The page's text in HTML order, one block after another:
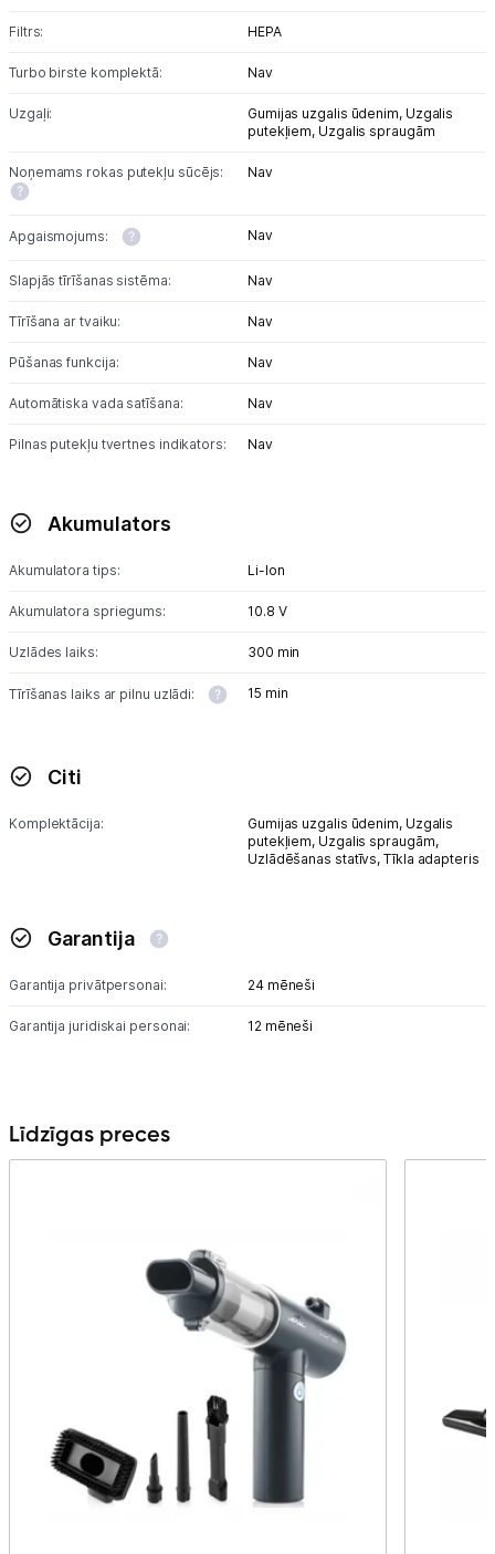
Filtrs: HEPA
Turbo birste komplektā: Nav
Uzgaļi: Gumijas uzgalis ūdenim, Uzgalis
putekļiem, Uzgalis spraugām
Noņemams rokas putekļu sūcējs: Nav
Apgaismojums: Nav
Slapjās tīrīšanas sistēma: Nav
Tīrīšana ar tvaiku: Nav
Pūšanas funkcija: Nav
Automātiska vada satīšana: Nav
Pilnas putekļu tvertnes indikators: Nav
Akumulators
Akumulatora tips: Li-lon
Akumulatora spriegums: 10.8 V
Uzlādes laiks: 300 min
Tīrīšanas laiks ar pilnu uzlādi: 15 min
Citi
Komplektācija: Gumijas uzgalis ūdenim, Uzgalis
putekļiem, Uzgalis spraugām,
Uzlādēšanas statīvs,Tīkla adapteris
Garantija
Garantija privātpersonai: 24 mēneši
Garantija juridiskai personai: 12 mēneši
Līdzīgas preces